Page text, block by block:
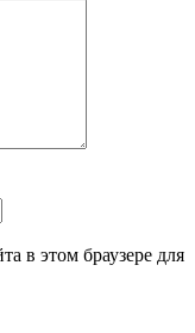
в этом браузере для